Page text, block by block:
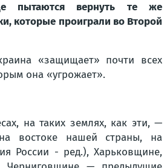
пытаются вернуть те же
которые проиграли во Второй
«защищает» почти всех
она «угрожает».
на таких землях, как эти, —
востоке нашей страны, на
России - ред.), Харьковщине,